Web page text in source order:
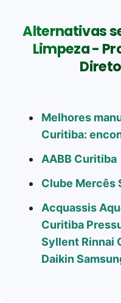
Alternativas
Limpeza -
Melhores
Curitiba:
AABB Curitiba
Clube Mercês
Acquassis
Curitiba
Syllent Rinnai
Daikin